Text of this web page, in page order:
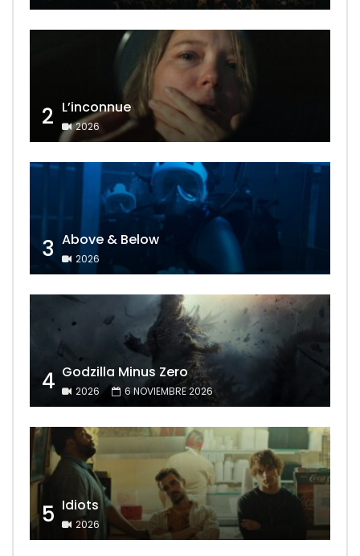
2 L’inconnue
2026
3 Above & Below
2026
4 Godzilla Minus Zero
2026 6 NOVIEMBRE 2026
5 Idiots
2026